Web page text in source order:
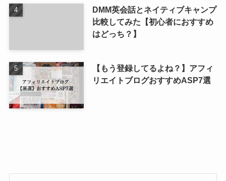
DMM英会話とネイティブキャンプ
比較してみた【初心者におすすめ
はどっち？】
【もう登録してるよね？】アフィ
リエイトブログおすすめASP7選